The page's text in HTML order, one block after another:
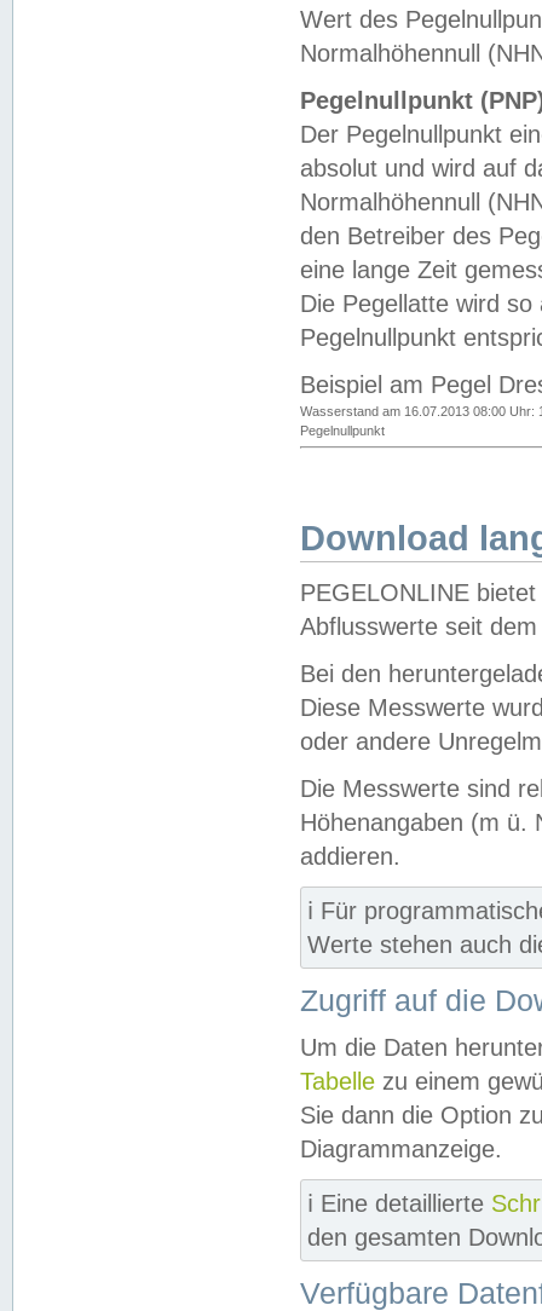
Wert des
Normalhöhennull
Pegelnullpunkt
Der Pegelnullpunkt
absolut und wird auf
Normalhöhennull
den Betreiber des
eine lange Zeit
Die Pegellatte wird
Pegelnullpunkt
Beispiel am Pegel
Wasserstand am 16.07.2013 08:00 Uhr:
Pegelnullpunkt
Download
PEGELONLINE
Abflusswerte seit
Bei den
Diese Messwerte
oder andere
Die Messwerte sind
Höhenangaben (m ü.
addieren.
ℹ️ Für
Werte stehen auch
Zugriff auf die
Um die Daten
Tabelle zu einem
Sie dann die Option
Diagrammanzeige.
ℹ️ Eine detaillierte
den gesamten
Verfügbare